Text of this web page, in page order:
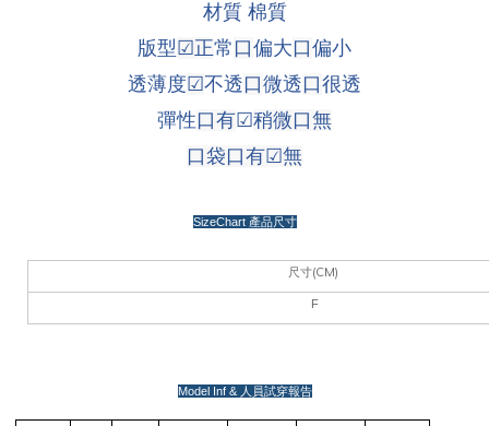
材質 棉質
版型 ☑正常 口偏大口偏小
透薄度☑不透口微透口很透
彈性口有☑稍微口無
口袋口有☑無
SizeChart 產品尺寸
尺寸(CM)
F
Model Inf & 人員試穿報告